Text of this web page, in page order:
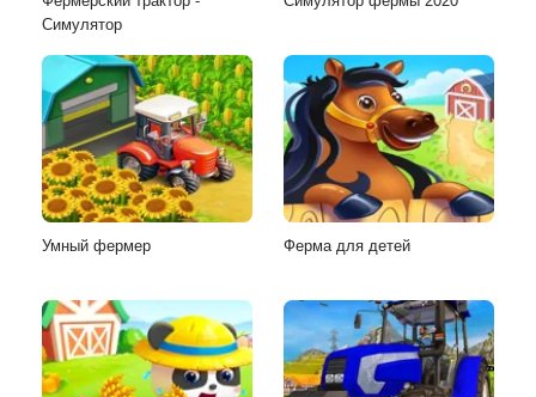
Симулятор
Умный фермер Ферма для детей